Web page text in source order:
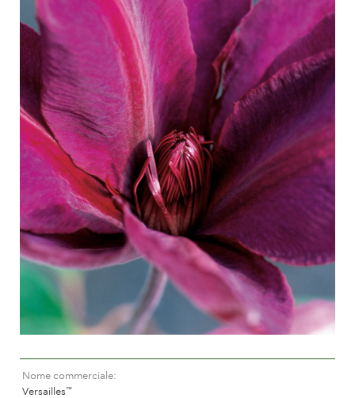
Nuovi collezioni
Dovè comprare la pianta
CURATURA
Curatura delle Rose da esterno
Curatura delle Rose da interno
Curatura delle Clematis da esterno
Curatura delle Clematis da interno
Curatura "Towne & Country"
TROVA LA PIANTA
STORIA
Curatura delle Rose da interno
Curatura delle Clematis da esterno
Curatura delle Clematis da interno
Curatura "Towne & Country"
TROVA LA PIANTA
STORIA
La storia di Poulsen Roser A/S
Nome commerciale
Versailles™